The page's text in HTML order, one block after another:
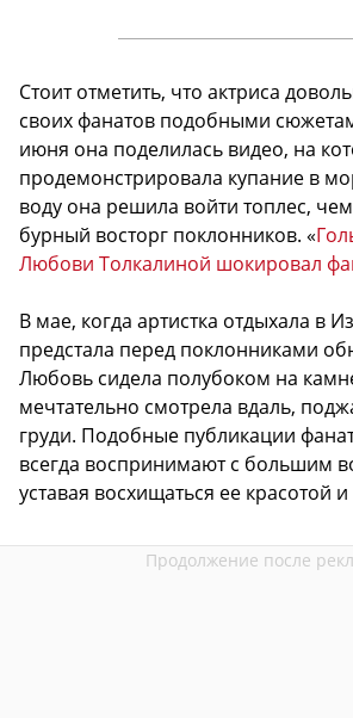
Стоит отметить, что актриса
своих фанатов подобными
июня она поделилась видео, на
продемонстрировала купание в
воду она решила войти топлес,
бурный восторг поклонников. «
Любови Толкалиной шокировал
В мае, когда артистка отдыхала в
предстала перед поклонниками
Любовь сидела полубоком на
мечтательно смотрела вдаль,
груди. Подобные публикации
всегда воспринимают с большим
уставая восхищаться ее красотой